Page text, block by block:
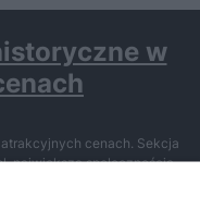
w
cenach. Sekcja
największą społecznością
czytelników.